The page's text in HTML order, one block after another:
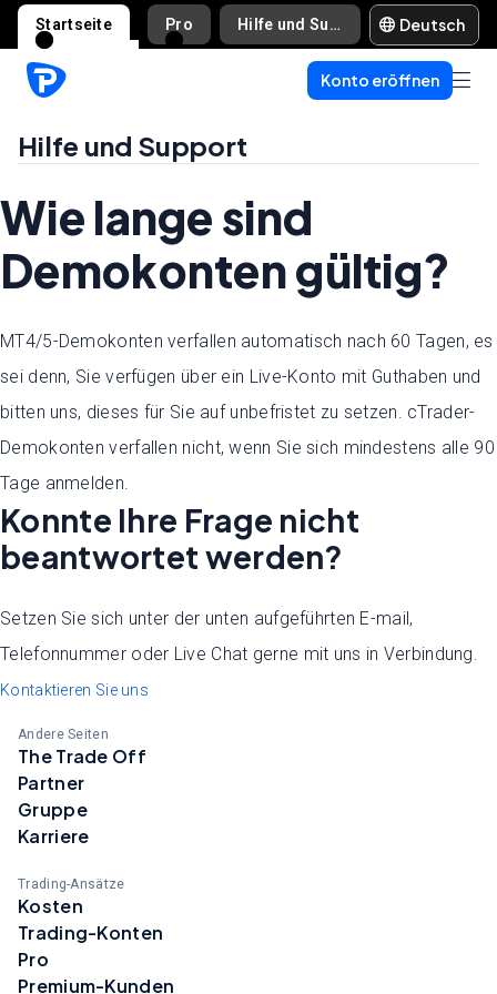
Startseite Pro Hilfe und Support Deutsch
Konto eröffnen
Hilfe und Support
Wie lange sind
Demokonten gültig?
MT4/5-Demokonten verfallen automatisch nach 60 Tagen, es
sei denn, Sie verfügen über ein Live-Konto mit Guthaben und
bitten uns, dieses für Sie auf unbefristet zu setzen. cTrader-
Demokonten verfallen nicht, wenn Sie sich mindestens alle 90
Tage anmelden.
Konnte Ihre Frage nicht
beantwortet werden?
Setzen Sie sich unter der unten aufgeführten E-mail,
Telefonnummer oder Live Chat gerne mit uns in Verbindung.
Kontaktieren Sie uns
Andere Seiten
The Trade Off
Partner
Gruppe
Karriere
Trading-Ansätze
Kosten
Trading-Konten
Pro
Premium-Kunden